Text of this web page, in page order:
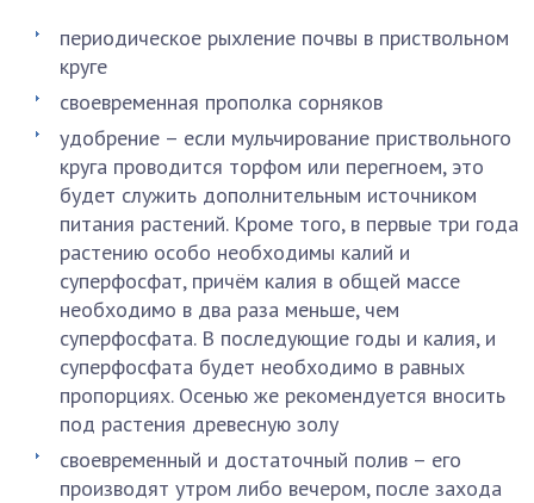
периодическое рыхление почвы в приствольном
круге
своевременная прополка сорняков
удобрение – если мульчирование приствольного
круга проводится торфом или перегноем, это
будет служить дополнительным источником
питания растений. Кроме того, в первые три года
растению особо необходимы калий и
суперфосфат, причём калия в общей массе
необходимо в два раза меньше, чем
суперфосфата. В последующие годы и калия, и
суперфосфата будет необходимо в равных
пропорциях. Осенью же рекомендуется вносить
под растения древесную золу
своевременный и достаточный полив – его
производят утром либо вечером, после захода